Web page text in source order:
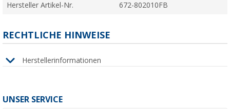
Hersteller Artikel-Nr. 672-802010FB
RECHTLICHE HINWEISE
Herstellerinformationen
UNSER SERVICE